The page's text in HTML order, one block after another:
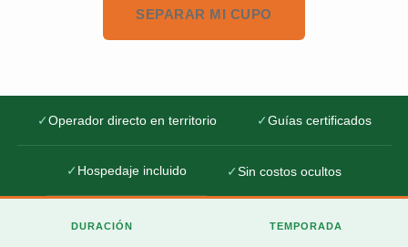
SEPARAR MI CUPO
✓Operador directo en territorio ✓Guías certificados
✓ Hospedaje incluido ✓Sin costos ocultos
DURACIÓN TEMPORADA